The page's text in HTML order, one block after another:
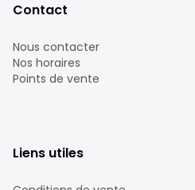
Contact
Nous contacter
Nos horaires
Points de vente
Liens utiles